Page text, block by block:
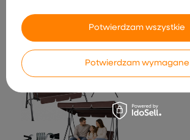
Potwierdzam wymagane
Potwierdzam wszystkie